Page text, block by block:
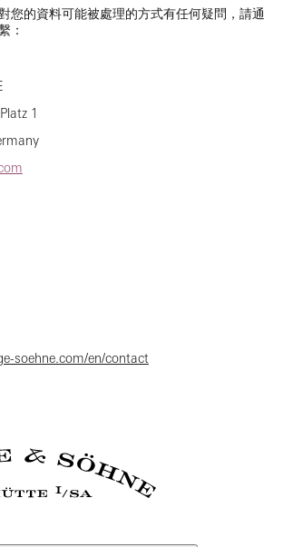
您的資料可能被處理的方式有任何疑問，請通
：
1
soehne.com/en/contact